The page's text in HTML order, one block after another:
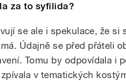
za to syfilida?
se ale i spekulace, že si
Údajně se před přáteli
Tomu by odpovídala i
v tematických